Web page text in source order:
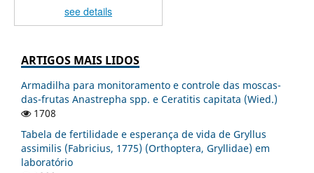
see details
ARTIGOS MAIS LIDOS
Armadilha para monitoramento e controle das moscas-
das-frutas Anastrepha spp. e Ceratitis capitata (Wied.)
1708
Tabela de fertilidade e esperança de vida de Gryllus
assimilis (Fabricius, 1775) (Orthoptera, Gryllidae) em
laboratório